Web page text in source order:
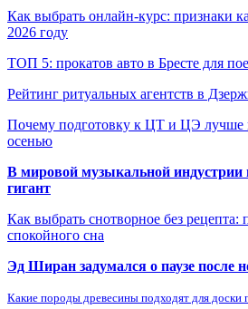
Как выбрать онлайн-курс: признаки
2026 году
ТОП 5: прокатов авто в Бресте для
Рейтинг ритуальных агентств в
Почему подготовку к ЦТ и ЦЭ лучше
осенью
В мировой музыкальной индустрии
гигант
Как выбрать снотворное без рецепта:
спокойного сна
Эд Ширан задумался о паузе после
Какие породы древесины подходят для доски